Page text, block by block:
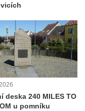
deska 240 MILES TO
u pomníku